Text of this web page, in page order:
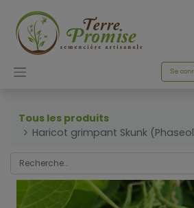
Se
Tous les produits
Haricot grimpant Skunk